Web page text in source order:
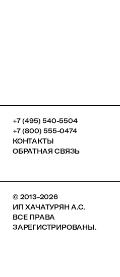
+7 (495) 540-5504
+7 (800) 555-0474
КОНТАКТЫ
ОБРАТНАЯ СВЯЗЬ
© 2013-2026
ИП ХАЧАТУРЯН А.С.
ВСЕ ПРАВА
ЗАРЕГИСТРИРОВАНЫ.